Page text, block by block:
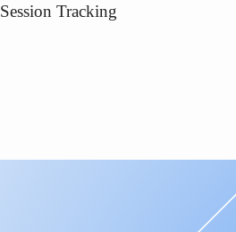
Session Tracking